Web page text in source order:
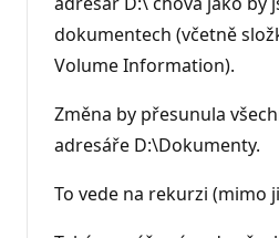
o
d
dokumentech (včetně
Volume Information).
Změna by přesunula
adresáře D:\Dokumenty.
To vede na rekurzi (mimo